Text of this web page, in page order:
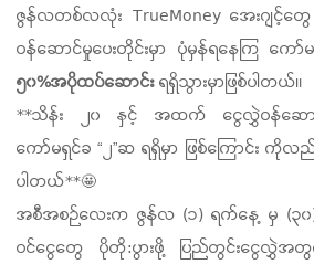
ဇွန်လတစ်လလုံး TrueMoney အေးဂျင့်တွ
ဝန်ဆောင်မှုပေးတိုင်းမှာ ပုံမှန်ရနေကြ ကော်
၅၀%အပိုထပ်ဆောင်း ရရှိသွားမှာဖြစ်ပါတယ်။
**သိန်း ၂၀ နှင့် အထက် ငွေလွှဲဝန်ဆေ
ကော်မရှင်ခ “၂”ဆ ရရှိမှာ ဖြစ်ကြောင်း ကို
ပါတယ်**🤩
အစီအစဉ်လေးက ဇွန်လ (၁) ရက်နေ့ မှ (
ဝင်ငွေတွေ ပိုတို:ပွားဖို့ ပြည်တွင်းငွေလွှဲအ